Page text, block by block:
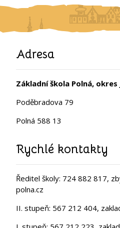
Adresa
Základní škola Polná, okres
Poděbradova 79
Polná 588 13
Rychlé kontakty
Ředitel školy: 724 882 817,
polna.cz
II. stupeň: 567 212 404,